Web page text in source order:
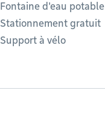
Fontaine d'eau potable
Stationnement gratuit
Support à vélo